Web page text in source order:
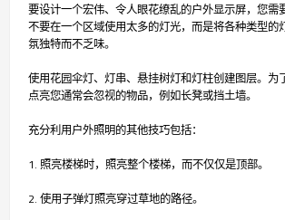
要设计一个宏伟、令人眼花缭乱的户外显示屏，您需
不要在一个区域使用太多的灯光，而是将各种类型的
氛独特而不乏味。
使用花园伞灯、灯串、悬挂树灯和灯柱创建图层。为
点亮您通常会忽视的物品，例如长凳或挡土墙。
充分利用户外照明的其他技巧包括：
1. 照亮楼梯时，照亮整个楼梯，而不仅仅是顶部。
2. 使用子弹灯照亮穿过草地的路径。